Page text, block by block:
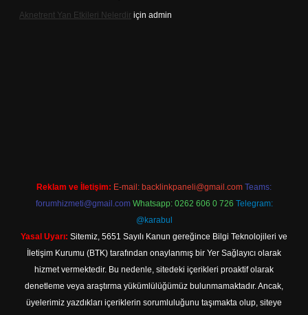
Aknetrent Yan Etkileri Nelerdir için admin
Reklam ve İletişim: E-mail: backlinkpaneli@gmail.com Teams:
forumhizmeti@gmail.com Whatsapp: 0262 606 0 726 Telegram:
@karabul
Yasal Uyarı: Sitemiz, 5651 Sayılı Kanun gereğince Bilgi Teknolojileri ve
İletişim Kurumu (BTK) tarafından onaylanmış bir Yer Sağlayıcı olarak
hizmet vermektedir. Bu nedenle, sitedeki içerikleri proaktif olarak
denetleme veya araştırma yükümlülüğümüz bulunmamaktadır. Ancak,
üyelerimiz yazdıkları içeriklerin sorumluluğunu taşımakta olup, siteye